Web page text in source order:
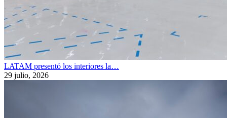
LATAM presentó los interiores la…
29 julio, 2026